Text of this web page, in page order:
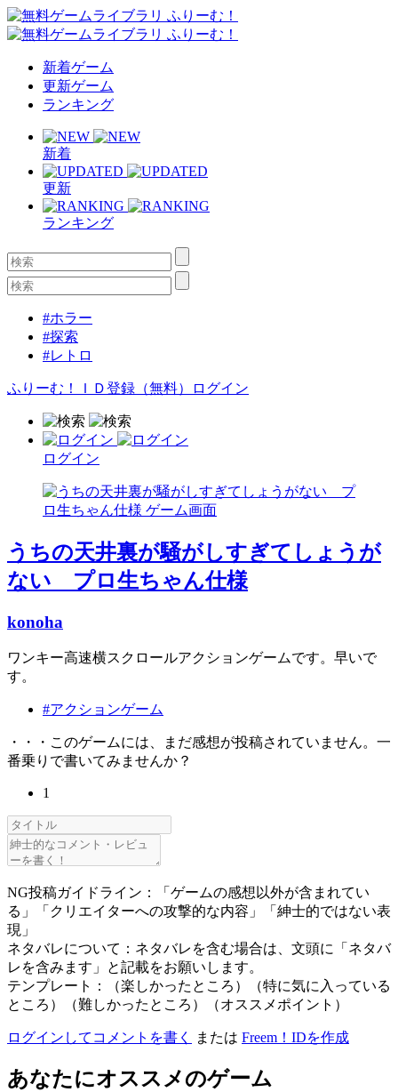
新着ゲーム
更新ゲーム
ランキング
新着
更新
ランキング
#ホラー
#探索
#レトロ
ふりーむ！ＩＤ登録（無料） ログイン
ログイン
うちの天井裏が騒がしすぎてしょうが
ない プロ生ちゃん仕様
konoha
ワンキー高速横スクロールアクションゲームです。早いで
す。
#アクションゲーム
・・・このゲームには、まだ感想が投稿されていません。一
番乗りで書いてみませんか？
1
NG投稿ガイドライン：「ゲームの感想以外が含まれてい
る」「クリエイターへの攻撃的な内容」「紳士的ではない表
現」
ネタバレについて：ネタバレを含む場合は、文頭に「ネタバ
レを含みます」と記載をお願いします。
テンプレート：（楽しかったところ）（特に気に入っている
ところ）（難しかったところ）（オススメポイント）
ログインしてコメントを書く または Freem！IDを作成
あなたにオススメのゲーム